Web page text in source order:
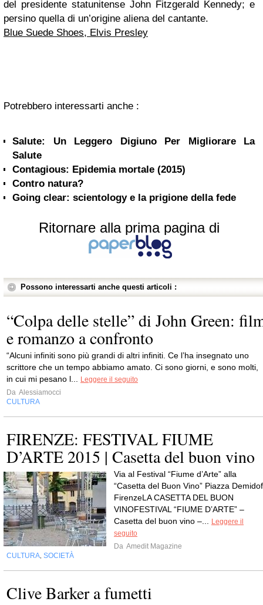
del presidente statunitense John Fitzgerald Kennedy; e
persino quella di un’origine aliena del cantante.
Blue Suede Shoes, Elvis Presley
Potrebbero interessarti anche :
Salute: Un Leggero Digiuno Per Migliorare La
Salute
Contagious: Epidemia mortale (2015)
Contro natura?
Going clear: scientology e la prigione della fede
Ritornare alla prima pagina di
Possono interessarti anche questi articoli :
“Colpa delle stelle” di John Green:
e romanzo a confronto
“Alcuni infiniti sono più grandi di altri infiniti. Ce l’ha insegnato uno
scrittore che un tempo abbiamo amato. Ci sono giorni, e sono molti,
in cui mi pesano l...
Leggere il seguito
Da Alessiamocci
CULTURA
FIRENZE: FESTIVAL FIUME
D’ARTE 2015 | Casetta del buon vino
Via al Festival “Fiume d’Arte” alla
“Casetta del Buon Vino” Piazza
FirenzeLA CASETTA DEL BUON
VINOFESTIVAL “FIUME D’ARTE” –
Casetta del buon vino –...
Leggere il
seguito
Da Amedit Magazine
CULTURA SOCIETÀ
Clive Barker a fumetti